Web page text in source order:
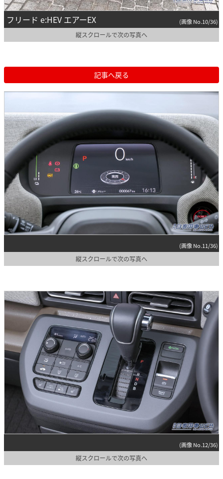
フリード e:HEV エアーEX (画像 No.10/36)
縦スクロールで次の写真へ
記事へ戻る
(画像 No.11/36)
縦スクロールで次の写真へ
(画像 No.12/36)
縦スクロールで次の写真へ